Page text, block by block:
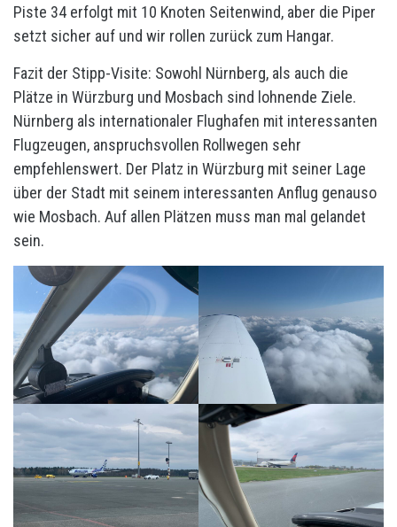
Piste 34 erfolgt mit 10 Knoten Seitenwind, aber die Piper
setzt sicher auf und wir rollen zurück zum Hangar.
Fazit der Stipp-Visite: Sowohl Nürnberg, als auch die
Plätze in Würzburg und Mosbach sind lohnende Ziele.
Nürnberg als internationaler Flughafen mit interessanten
Flugzeugen, anspruchsvollen Rollwegen sehr
empfehlenswert. Der Platz in Würzburg mit seiner Lage
über der Stadt mit seinem interessanten Anflug genauso
wie Mosbach. Auf allen Plätzen muss man mal gelandet
sein.